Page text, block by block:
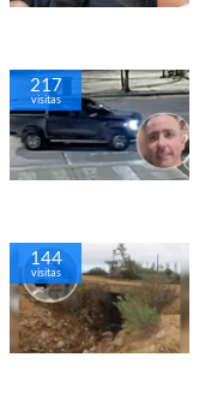
217
visitas
144
visitas